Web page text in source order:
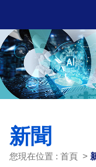
新聞
您現在位置 : 首頁 >